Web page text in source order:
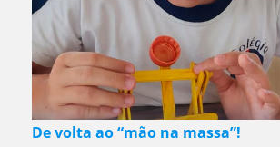
De volta ao “mão na massa”!